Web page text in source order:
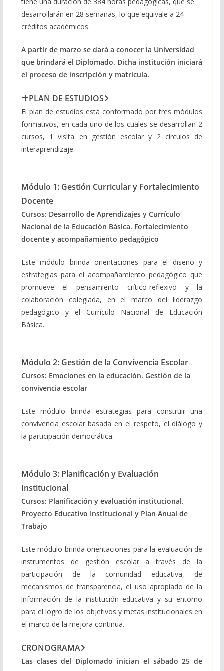
desarrollarán en 28 semanas, lo que equivale a 24
créditos académicos.
A partir de marzo se dará a conocer la Universidad
que brindará el Diplomado. Dicha institución iniciará
el proceso de inscripción y matrícula.
PLAN DE ESTUDIOS
El plan de estudios está conformado por tres módulos
formativos, en cada uno de los cuales se desarrollan 2
cursos, 1 visita en gestión escolar y 2 círculos de
interaprendizaje.
Módulo 1: Gestión Curricular y Fortalecimiento
Docente
Cursos: Desarrollo de Aprendizajes y Currículo
Nacional de la Educación Básica. Fortalecimiento
docente y acompañamiento pedagógico
Este módulo brinda orientaciones para el diseño y
estrategias para el acompañamiento pedagógico que
promueve el pensamiento crítico-reflexivo y la
colaboración colegiada, en el marco del liderazgo
pedagógico y el Currículo Nacional de Educación
Básica.
Módulo 2: Gestión de la Convivencia Escolar
Cursos: Emociones en la educación. Gestión de la
convivencia escolar
Este módulo brinda estrategias para construir una
convivencia escolar basada en el respeto, el diálogo y
la participación democrática.
Módulo 3: Planificación y Evaluación
Institucional
Cursos: Planificación y evaluación institucional.
Proyecto Educativo Institucional y Plan Anual de
Trabajo
Este módulo brinda orientaciones para la evaluación de
instrumentos de gestión escolar a través de la
participación de la comunidad educativa, de
mecanismos de transparencia, el uso apropiado de la
información de la institución educativa y su entorno
para el logro de los objetivos y metas institucionales en
el marco de la mejora continua.
CRONOGRAMA
Las clases del Diplomado inician el sábado 25 de